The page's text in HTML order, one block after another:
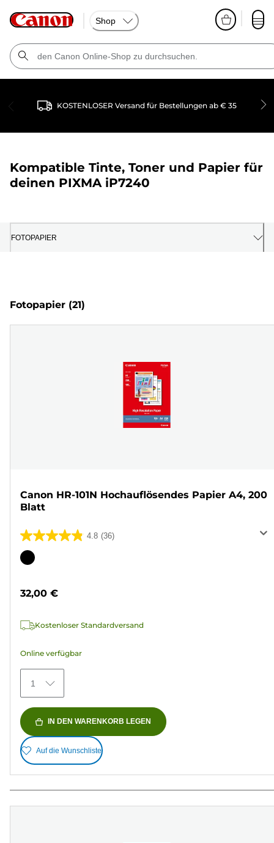
Shop
KOSTENLOSER Versand für Bestellungen ab € 35
Kompatible Tinte, Toner und Papier für
deinen PIXMA iP7240
FOTOPAPIER
Fotopapier (21)
Canon HR-101N Hochauflösendes Papier A4, 200
Blatt
4.8 (36)
4.8
von
36
Farbpatrone
32,00 €
Kostenloser Standardversand
Online verfügbar
1
IN DEN WARENKORB LEGEN
Auf die Wunschliste